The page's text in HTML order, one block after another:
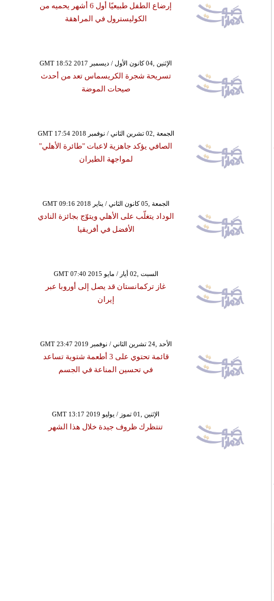
إرضاع الطفل طبيعيًا أول 6 أشهر يحميه من
الكوليسترول في المراهقة
GMT 18:52 2017 الإثنين ,04 كانون الأول / ديسمبر
تسريحة شجرة الكريسماس تعد من أحدث
صيحات الموضة
GMT 17:54 2018 الجمعة ,02 تشرين الثاني / نوفمبر
الصافي يؤكد جاهزية لاعبات "طائرة الأهلي"
لمواجهة الطيران
GMT 09:16 2018 الجمعة ,05 كانون الثاني / يناير
الوداد يتغلّب على الأهلي ويتوّج بجائزة النادي
الأفضل في أفريقيا
GMT 07:40 2015 السبت ,02 أيار / مايو
غاز تركمانستان قد يصل إلى أوروبا عبر
إيران
GMT 23:47 2019 الأحد ,24 تشرين الثاني / نوفمبر
قائمة تحتوي على 3 أطعمة شتوية تساعد
في تحسين المناعة في الجسم
GMT 13:17 2019 الإثنين ,01 تموز / يوليو
تنتظرك ظروف جيدة خلال هذا الشهر